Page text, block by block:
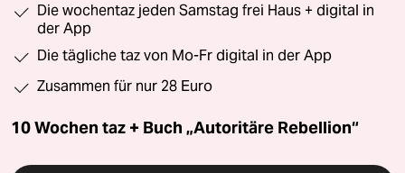
Die wochentaz jeden Samstag frei Haus + digital in
der App
Die tägliche taz von Mo-Fr digital in der App
Zusammen für nur 28 Euro
10 Wochen taz + Buch „Autoritäre Rebellion“